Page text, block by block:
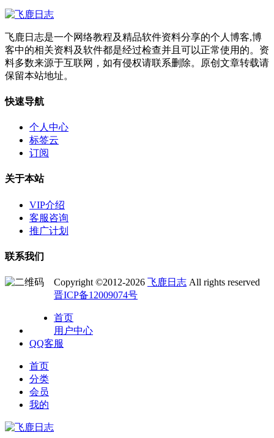
飞鹿日志是一个网络教程及精品软件资料分享的个人博客,博
客中的相关资料及软件都是经过检查并且可以正常使用的。资
料多数来源于互联网，如有侵权请联系删除。原创文章转载请
保留本站地址。
快速导航
个人中心
标签云
订阅
关于本站
VIP介绍
客服咨询
推广计划
联系我们
Copyright ©2012-2026 飞鹿日志 All rights reserved
晋ICP备12009074号
首页
用户中心
QQ客服
首页
分类
会员
我的